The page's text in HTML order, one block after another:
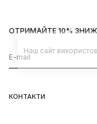
КОНТАКТИ
ОТРИМАЙТЕ 10%
Наш сайт